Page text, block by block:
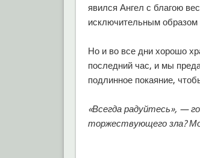
явился Ангел с благою
исключительным образом
Но и во все дни хорошо
последний час, и мы
подлинное покаяние,
«Всегда радуйтесь», —
торжествующего зла?